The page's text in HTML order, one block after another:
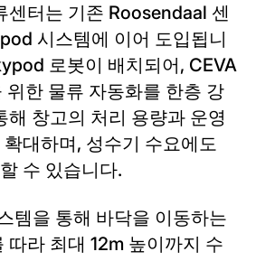
센터는 기존 Roosendaal 센
시스템에 이어 도입됩니
로봇이 배치되어, CEVA
한 물류 자동화를 한층 강
해 창고의 처리 용량과 운영
대하며, 성수기 수요에도
수 있습니다.
템을 통해 바닥을 이동하는
따라 최대 12m 높이까지 수